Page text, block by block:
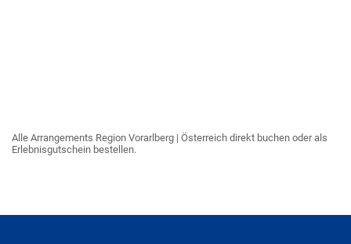
Alle Arrangements Region Vorarlberg | Österreich direkt buchen oder als
Erlebnisgutschein bestellen.